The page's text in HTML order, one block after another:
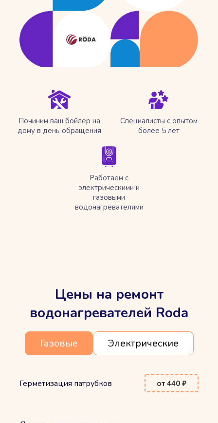
Починим ваш бойлер на
дому в день обращения
Специалисты с опытом
более 5 лет
Работаем с
электрическими и
газовыми
водонагревателями
Цены на ремонт
водонагревателей Roda
Газовые Электрические
Герметизация патрубков от 440 ₽